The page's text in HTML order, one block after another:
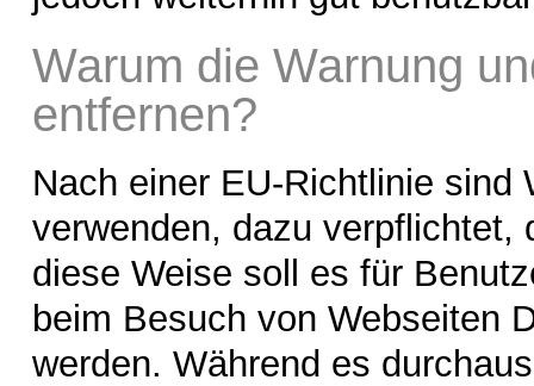
Warum die Warnung
entfernen?
Nach einer EU-Richtlinie sind
verwenden, dazu verpflichtet,
diese Weise soll es für
beim Besuch von Webseiten
werden. Während es